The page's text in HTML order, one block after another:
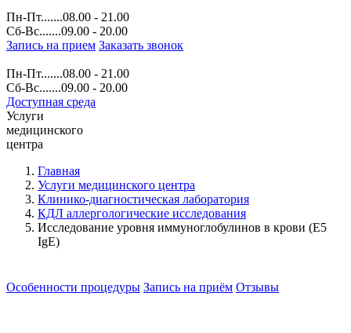
Пн-Пт.......08.00 - 21.00
Сб-Вс.......09.00 - 20.00
Запись на прием Заказать звонок
Пн-Пт.......08.00 - 21.00
Сб-Вс.......09.00 - 20.00
Доступная среда
Услуги
медицинского
центра
Главная
Услуги медицинского центра
Клинико-диагностическая лаборатория
КДЛ аллергологические исследования
Исследование уровня иммуноглобулинов в крови (E5
IgE)
Особенности процедуры Запись на приём Отзывы